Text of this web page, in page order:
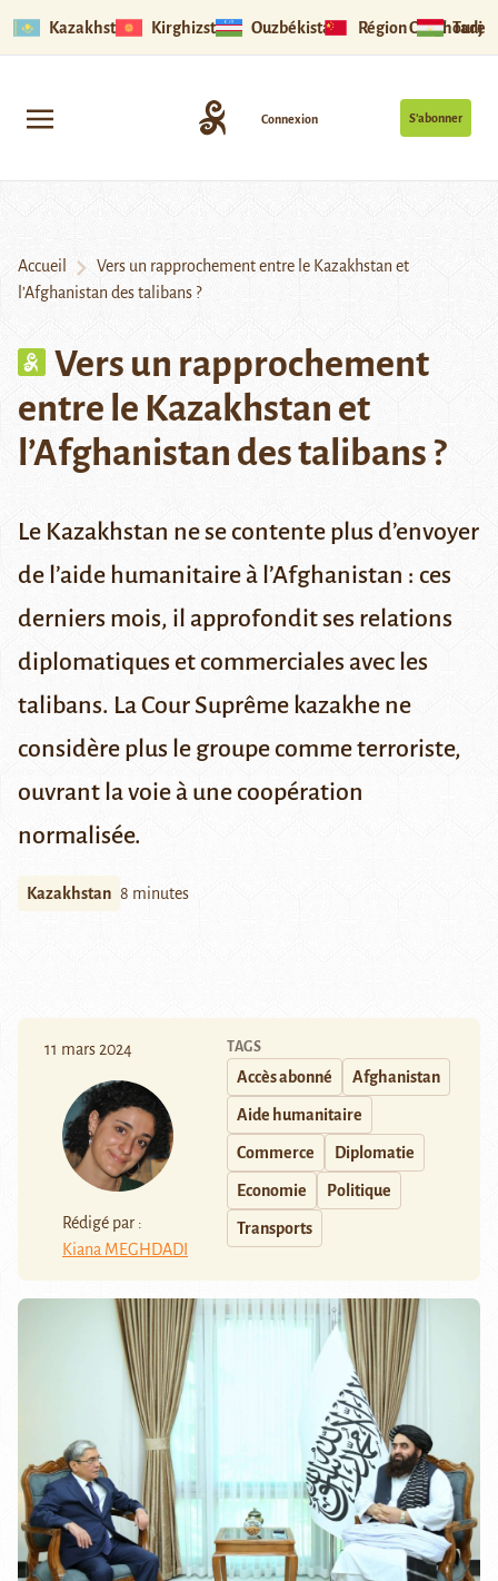
Kazakhstan Kirghizstan Ouzbékistan Région Ouïghoure
S’abonner
Connexion
Accueil
Vers un rapprochement entre le Kazakhstan et
l’Afghanistan des talibans ?
Vers un rapprochement
entre le Kazakhstan et
l’Afghanistan des talibans ?
Le Kazakhstan ne se contente plus d’envoyer
de l’aide humanitaire à l’Afghanistan : ces
derniers mois, il approfondit ses relations
diplomatiques et commerciales avec les
talibans. La Cour Suprême kazakhe ne
considère plus le groupe comme terroriste,
ouvrant la voie à une coopération
normalisée.
Kazakhstan 8 minutes
11 mars 2024
Rédigé par :
Kiana MEGHDADI
TAGS
Accès abonné Afghanistan
Aide humanitaire
Commerce Diplomatie
Economie Politique
Transports